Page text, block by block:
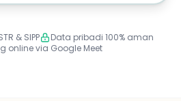
& SIPP
Data pribadi 100% aman
online via Google Meet